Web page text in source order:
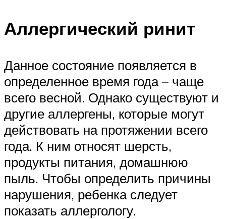
Аллергический ринит
Данное состояние появляется в
определенное время года – чаще
всего весной. Однако существуют и
другие аллергены, которые могут
действовать на протяжении всего
года. К ним относят шерсть,
продукты питания, домашнюю
пыль. Чтобы определить причины
нарушения, ребенка следует
показать аллергологу.